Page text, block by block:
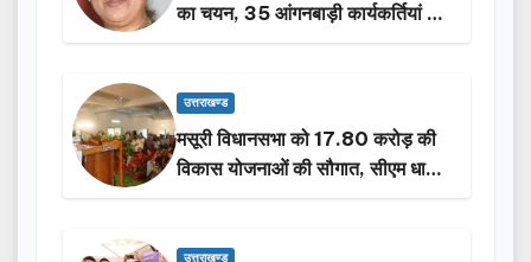
का चयन, 35 आंगनबाड़ी कार्यकर्तियां भी
होंगी सम्मानित…
उत्तराखण्ड
मसूरी विधानसभा को 17.80 करोड़ की
विकास योजनाओं की सौगात, सीएम धामी
ने किया लोकार्पण-शिलान्यास.
उत्तराखण्ड